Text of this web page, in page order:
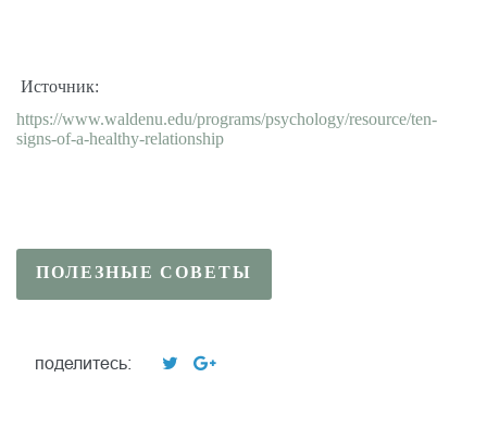
Источник:
https://www.waldenu.edu/programs/psychology/resource/ten-
signs-of-a-healthy-relationship
ПОЛЕЗНЫЕ СОВЕТЫ
поделитесь: